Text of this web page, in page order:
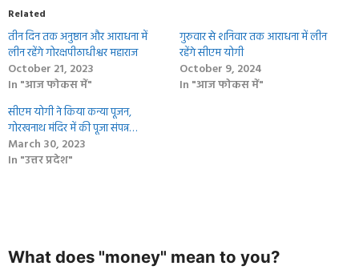
Related
तीन दिन तक अनुष्ठान और आराधना में
लीन रहेंगे गोरक्षपीठाधीश्वर महाराज
October 21, 2023
In "आज फोकस में"
गुरुवार से शनिवार तक आराधना में लीन
रहेंगे सीएम योगी
October 9, 2024
In "आज फोकस में"
सीएम योगी ने किया कन्या पूजन,
गोरखनाथ मंदिर में की पूजा संपन्न…
March 30, 2023
In "उत्तर प्रदेश"
What does "money" mean to you?